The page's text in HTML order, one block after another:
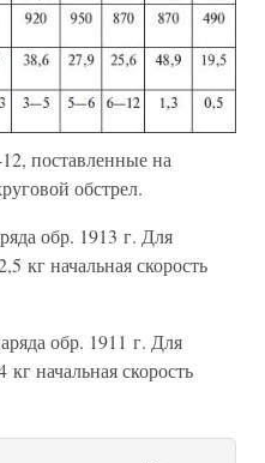
поставленные на
обстрел.
обр. 1913 г. Для
кг начальная скорость
обр. 1911 г. Для
начальная скорость